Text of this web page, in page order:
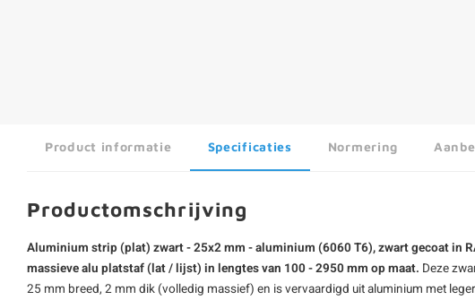
Product informatie Specificaties Normering
Productomschrijving
Aluminium strip (plat) zwart - 25x2 mm - aluminium (6060 T6), zwart gecoat in
massieve alu platstaf (lat / lijst) in lengtes van 100 - 2950 mm op maat. Deze
25 mm breed, 2 mm dik (volledig massief) en is vervaardigd uit aluminium met